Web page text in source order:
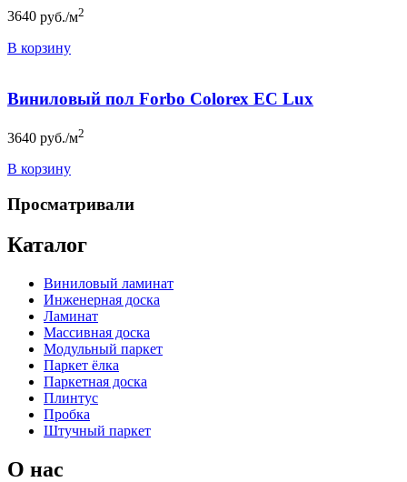
3640 руб./м2
В корзину
Виниловый пол Forbo Colorex EC Lux
3640 руб./м2
В корзину
Просматривали
Каталог
Виниловый ламинат
Инженерная доска
Ламинат
Массивная доска
Модульный паркет
Паркет ёлка
Паркетная доска
Плинтус
Пробка
Штучный паркет
О нас